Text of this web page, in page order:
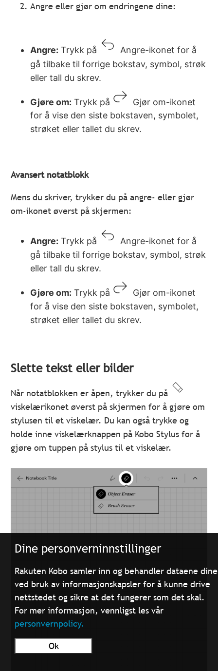
Dine personverninnstillinger
Rakuten Kobo samler inn og behandler dataene dine
ved bruk av informasjonskapsler for å kunne drive
nettstedet og sikre at det fungerer som det skal.
For mer informasjon, vennligst les vår
personvernpolicy.
Ok
Angre eller gjør om endringene dine:
Angre: Trykk på
Angre-ikonet for å
gå tilbake til forrige bokstav, symbol, strøk
eller tall du skrev.
Gjøre om: Trykk på
Gjør om-ikonet
for å vise den siste bokstaven, symbolet,
strøket eller tallet du skrev.
Avansert notatblokk
Mens du skriver, trykker du på angre- eller gjør
om-ikonet øverst på skjermen:
Angre: Trykk på
Angre-ikonet for å
gå tilbake til forrige bokstav, symbol, strøk
eller tall du skrev.
Gjøre om: Trykk på
Gjør om-ikonet
for å vise den siste bokstaven, symbolet,
strøket eller tallet du skrev.
Slette tekst eller bilder
Når notatblokken er åpen, trykker du på
viskelærikonet øverst på skjermen for å gjøre om
stylusen til et viskelær. Du kan også trykke og
holde inne viskelærknappen på Kobo Stylus for å
gjøre om tuppen på stylus til et viskelær.